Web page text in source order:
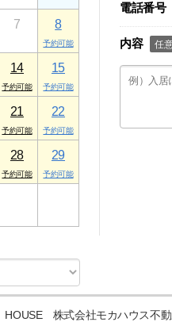
7 8
14 15
21 22
28 29
電話番号
内容 任
株式会社モカハウス不